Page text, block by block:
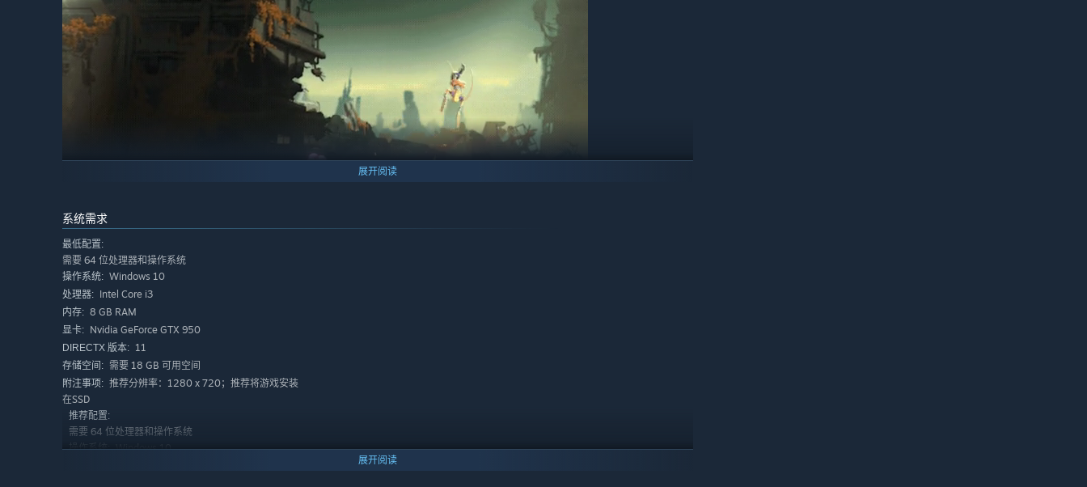
畅爽丝滑的操作、无限可能的连招、拳拳到肉的打击感，这或许是至今为止动作性最强的肉鸽游戏！
超多角色 豪华制作
展开阅读
系统需求
最低配置:
需要 64 位处理器和操作系统
操作系统: Windows 10
处理器: Intel Core i3
内存: 8 GB RAM
显卡: Nvidia GeForce GTX 950
DIRECTX 版本: 11
存储空间: 需要 18 GB 可用空间
附注事项: 推荐分辨率：1280 x 720；推荐将游戏安装
在SSD
推荐配置:
需要 64 位处理器和操作系统
操作系统: Windows 10
展开阅读